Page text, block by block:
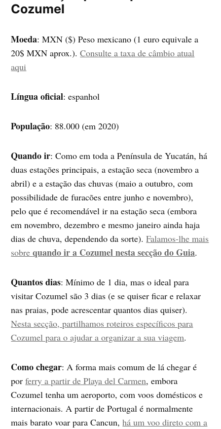
Cozumel
Moeda: MXN ($) Peso mexicano (1 euro equivale a
20$ MXN aprox.).Consulte a taxa de câmbio atual
aqui
Língua oficial: espanhol
População: 88.000 (em 2020)
Quando ir: Como em toda a Península de Yucatán, há
duas estações principais, a estação seca (novembro a
abril) e a estação das chuvas (maio a outubro, com
possibilidade de furacões entre junho e novembro),
pelo que é recomendável ir na estação seca (embora
em novembro, dezembro e mesmo janeiro ainda haja
dias de chuva, dependendo da sorte).Falamos-lhe mais
sobrequando ir a Cozumel nesta secção do Guia.
Quantos dias: Mínimo de 1 dia, mas o ideal para
visitar Cozumel são 3 dias (e se quiser ficar e relaxar
nas praias, pode acrescentar quantos dias quiser).
Nesta secção, partilhamos roteiros específicos para
Cozumel para o ajudar a organizar a sua viagem.
Como chegar: A forma mais comum de lá chegar é
porferry a partir de Playa del Carmen, embora
Cozumel tenha um aeroporto, com voos domésticos e
internacionais. A partir de Portugal é normalmente
mais barato voar para Cancun,há um voo direto com a